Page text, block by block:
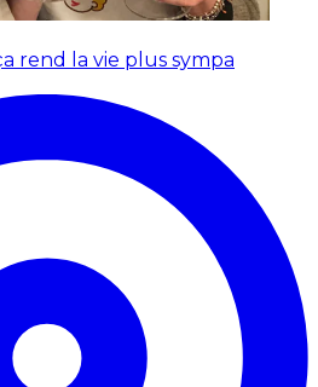
rend la vie plus sympa